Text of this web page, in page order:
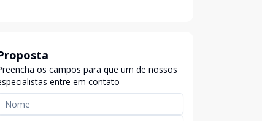
os campos para que um de nossos
entre em contato